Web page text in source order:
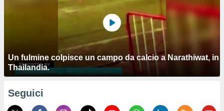
Un fulmine colpisce un campo da calcio a Narathiwat, in
Thailandia.
Seguici